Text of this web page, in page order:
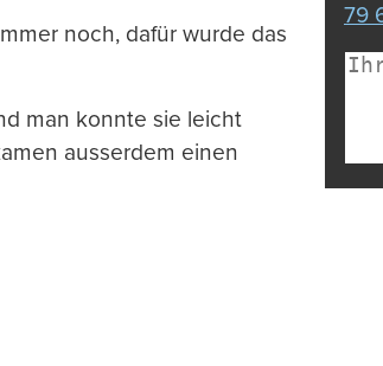
noch, dafür wurde das
man konnte sie leicht
ausserdem einen
79